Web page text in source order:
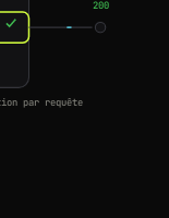
par requête
200